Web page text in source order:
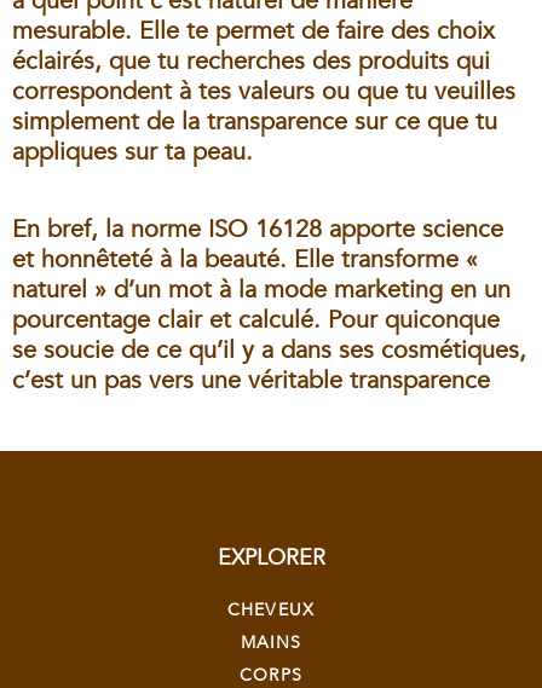
mesurable. Elle te permet de faire des choix
éclairés, que tu recherches des produits qui
correspondent à tes valeurs ou que tu veuilles
simplement de la transparence sur ce que tu
appliques sur ta peau.
En bref, la norme ISO 16128 apporte science
et honnêteté à la beauté. Elle transforme «
naturel » d’un mot à la mode marketing en un
pourcentage clair et calculé. Pour quiconque
se soucie de ce qu’il y a dans ses cosmétiques,
c’est un pas vers une véritable transparence
EXPLORER
CHEVEUX
MAINS
CORPS